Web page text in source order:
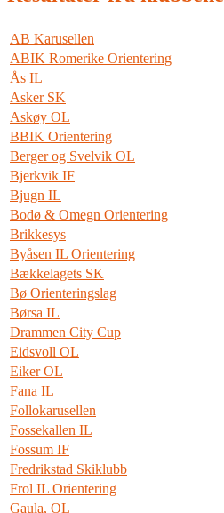
AB Karusellen
ABIK Romerike Orientering
Ås IL
Asker SK
Askøy OL
BBIK Orientering
Berger og Svelvik OL
Bjerkvik IF
Bjugn IL
Bodø & Omegn Orientering
Brikkesys
Byåsen IL Orientering
Bækkelagets SK
Bø Orienteringslag
Børsa IL
Drammen City Cup
Eidsvoll OL
Eiker OL
Fana IL
Follokarusellen
Fossekallen IL
Fossum IF
Fredrikstad Skiklubb
Frol IL Orientering
Gaula, OL